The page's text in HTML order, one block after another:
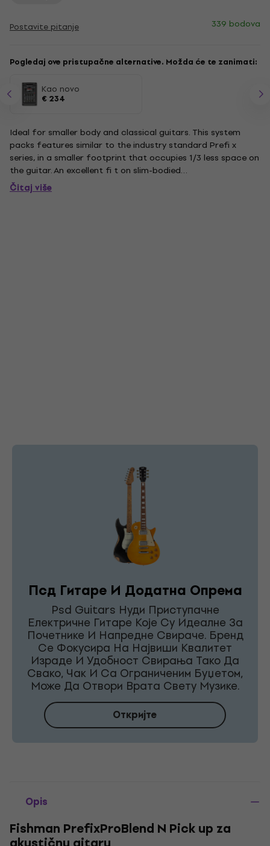
Postavite pitanje 339 bodova
Pogledaj ove pristupačne alternative. Možda će te zanimati:
Kao novo
€ 234
Ideal for smaller body and classical guitars. This system
packs features similar to the industry standard Prefi x
series, in a smaller footprint that occupies 1/3 less space on
the guitar. An excellent fi t on slim-bodied
acousticelectrics.FeaturesDesigned for slim-bodied
acoustic-electrics –2” x 3” (50mm x 76mm) bezel occupies
Čitaj više
Псд Гитаре И Додатна Опрема
Psd Guitars Нуди Приступачне
Електричне Гитаре Које Су Идеалне За
Почетнике И Напредне Свираче. Бренд
Се Фокусира На Највиши Квалитет
Израде И Удобност Свирања Тако Да
Свако, Чак И Са Ограниченим Буџетом,
Може Да Отвори Врата Свету Музике.
Откријте
Opis
Fishman PrefixProBlend N Pick up za